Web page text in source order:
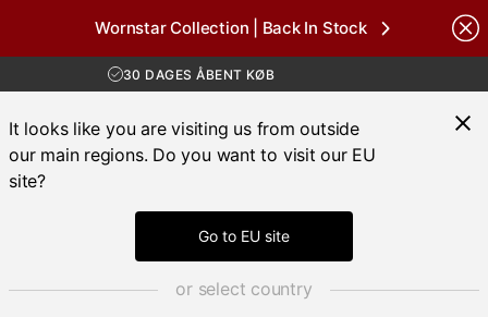
Wornstar Collection | Back In Stock
30 DAGES ÅBENT KØB
HURTIG LEVERING 3 – 5 DAGE
GRATIS FRAGT VED KØB OVER 700 KR
It looks like you are visiting us from outside
our main regions. Do you want to visit our EU
site?
Go to EU site
or select country